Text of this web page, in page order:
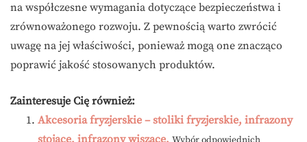
na współczesne wymagania dotyczące bezpieczeństwa i
zrównoważonego rozwoju. Z pewnością warto zwrócić
uwagę na jej właściwości, ponieważ mogą one znacząco
poprawić jakość stosowanych produktów.
Zainteresuje Cię również:
Akcesoria fryzjerskie – stoliki fryzjerskie, infrazony